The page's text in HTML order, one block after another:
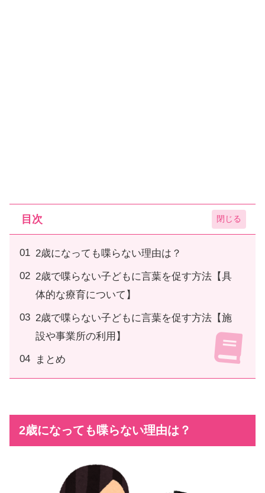
目次
2歳になっても喋らない理由は？
2歳で喋らない子どもに言葉を促す方法【具
体的な療育について】
2歳で喋らない子どもに言葉を促す方法【施
設や事業所の利用】
まとめ
2歳になっても喋らない理由は？